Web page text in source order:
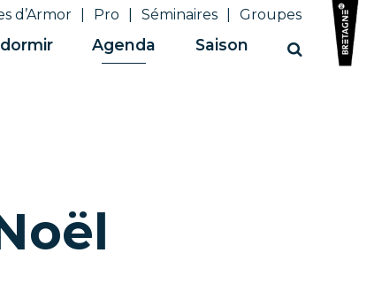
d’Armor Pro Séminaires Groupes
Agenda Saison